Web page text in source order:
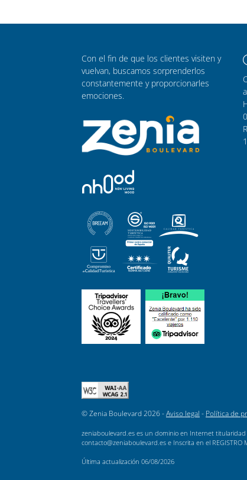
Con el fin de que los clientes visiten y
vuelvan, buscamos sorprenderlos
constantemente y proporcionarles
emociones.
© Zenia Boulevard 2026 -Aviso legal - Política de
zeniaboulevard.es es un dominio en Internet titularidad
contacto@zeniaboulevard.es e Inscrita en el REGISTRO
Última actualización 06/08/2026